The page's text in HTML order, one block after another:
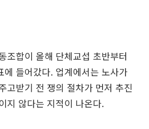
조합이 올해 단체교섭 초반부터
에 들어갔다. 업계에서는 노사가
고받기 전 쟁의 절차가 먼저 추진
지 않다는 지적이 나온다.